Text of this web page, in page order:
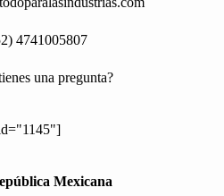
4741005807
una pregunta?
Mexicana